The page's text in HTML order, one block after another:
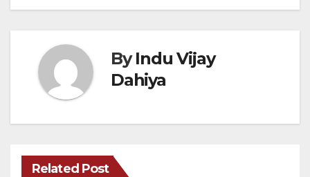
ByIndu Vijay
Dahiya
Related Post